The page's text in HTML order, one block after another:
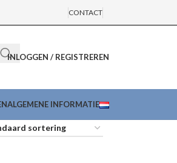
CONTACT
INLOGGEN / REGISTREREN
ALGEMENE INFORMATIE